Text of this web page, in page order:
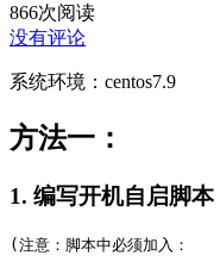
866次阅读
没有评论
系统环境：centos7.9
方法一：
1. 编写开机自启脚
(注意：脚本中必须加入：